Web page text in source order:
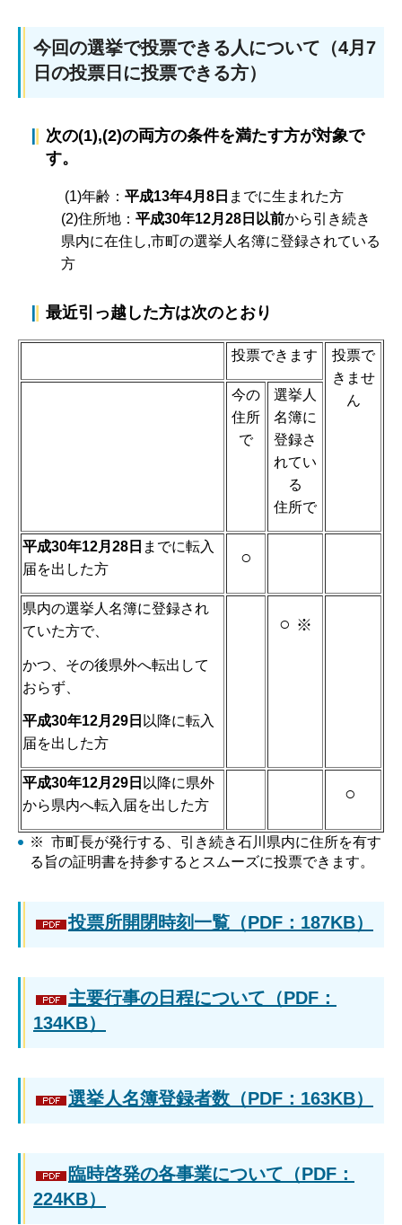
今回の選挙で投票できる人について（4月7
日の投票日に投票できる方）
次の(1),(2)の両方の条件を満たす方が対象で
す。
(1)年齢： 平成13年4月8日 までに生まれた方
(2)住所地： 平成30年12月28日以前から引き続き
県内に在住し,市町の選挙人名簿に登録されている
方
最近引っ越した方は次のとおり
投票できます
投票で
きませ
ん
今の
住所
で
選挙人
名簿に
登録さ
れてい
る
住所で
平成30年12月28日 までに転入
届を出した方
○
県内の選挙人名簿に登録され
ていた方で、
かつ、その後県外へ転出して
おらず、
平成30年12月29日 以降に転入
届を出した方
○ ※
平成30年12月29日 以降に県外
から県内へ転入届を出した方
○
※ 市町長が発行する、引き続き石川県内に住所を有す
る旨の証明書を持参するとスムーズに投票できます。
投票所開閉時刻一覧（PDF：187KB）
主要行事の日程について（PDF：
134KB）
選挙人名簿登録者数（PDF：163KB）
臨時啓発の各事業について（PDF：
224KB）